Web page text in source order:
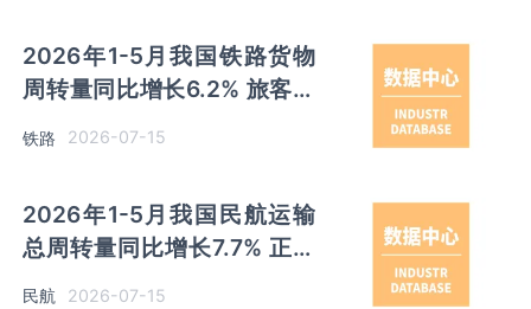
2026年1-5月我国铁路货物
周转量同比增长6.2% 旅客周
铁路 2026-07-15
2026年1-5月我国民航运输
总周转量同比增长7.7% 正班
客座率提升至85.9%
民航 2026-07-15